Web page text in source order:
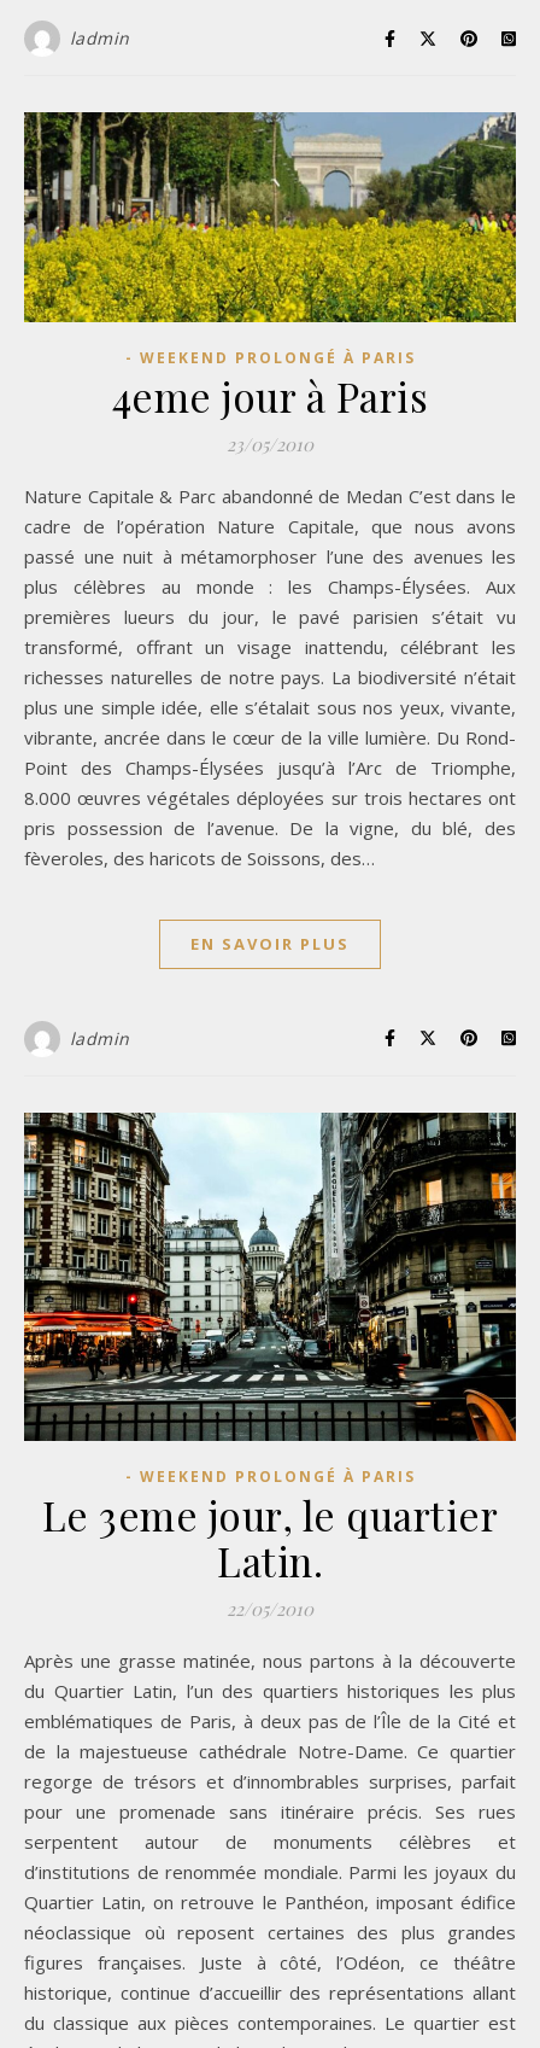
ladmin
- WEEKEND PROLONGÉ À PARIS
4eme jour à Paris
23/05/2010
Nature Capitale & Parc abandonné de Medan C’est dans le
cadre de l’opération Nature Capitale, que nous avons
passé une nuit à métamorphoser l’une des avenues les
plus célèbres au monde : les Champs-Élysées. Aux
premières lueurs du jour, le pavé parisien s’était vu
transformé, offrant un visage inattendu, célébrant les
richesses naturelles de notre pays. La biodiversité n’était
plus une simple idée, elle s’étalait sous nos yeux, vivante,
vibrante, ancrée dans le cœur de la ville lumière. Du Rond-
Point des Champs-Élysées jusqu’à l’Arc de Triomphe,
8.000 œuvres végétales déployées sur trois hectares ont
pris possession de l’avenue. De la vigne, du blé, des
fèveroles, des haricots de Soissons, des…
EN SAVOIR PLUS
ladmin
- WEEKEND PROLONGÉ À PARIS
Le 3eme jour, le quartier
Latin.
22/05/2010
Après une grasse matinée, nous partons à la découverte
du Quartier Latin, l’un des quartiers historiques les plus
emblématiques de Paris, à deux pas de l’Île de la Cité et
de la majestueuse cathédrale Notre-Dame. Ce quartier
regorge de trésors et d’innombrables surprises, parfait
pour une promenade sans itinéraire précis. Ses rues
serpentent autour de monuments célèbres et
d’institutions de renommée mondiale. Parmi les joyaux du
Quartier Latin, on retrouve le Panthéon, imposant édifice
néoclassique où reposent certaines des plus grandes
figures françaises. Juste à côté, l’Odéon, ce théâtre
historique, continue d’accueillir des représentations allant
du classique aux pièces contemporaines. Le quartier est